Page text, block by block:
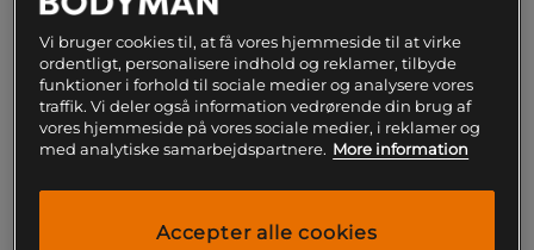
Whey-80 Valleprotein 1 kg
Star Nutrition
229 kr Køb
ml
Star Nutrition
60 kr
Laveste pris 60 kr
Køb
Vi bruger cookies til, at få vores hjemmeside til at virke
ordentligt, personalisere indhold og reklamer, tilbyde
funktioner i forhold til sociale medier og analysere vores
traffik. Vi deler også information vedrørende din brug af
vores hjemmeside på vores sociale medier, i reklamer og
med analytiske samarbejdspartnere. More information
Accepter alle cookies